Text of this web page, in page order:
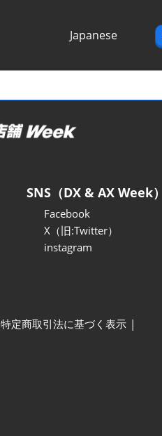
Japanese
SNS（DX & AX Week）
Facebook
X（旧:Twitter）
instagram
特定商取引法に基づく表示